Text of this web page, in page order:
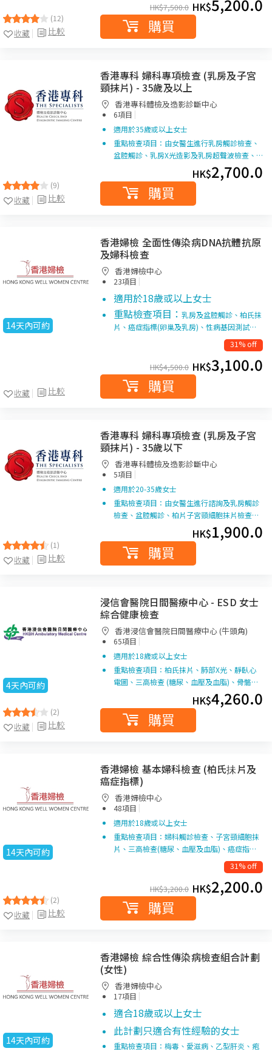
(12)
比較
收藏
HK$7,500.0 HK$5,200.0
購買
(9)
比較
收藏
香港專科 婦科專項檢查 (乳房及子宮
頸抹片) - 35歲及以上
香港專科體檢及造影診斷中心
6項目 |
適用於35歲或以上女士
重點檢查項目：由女醫生進行乳房觸診檢查、
盆腔觸診、乳房X光造影及乳房超聲波檢查、…
HK$2,700.0
購買
14天內可約
比較
收藏
香港婦檢 全面性傳染病DNA抗體抗原
及婦科檢查
香港婦檢中心
23項目 |
適用於18歲或以上女士
重點檢查項目： 乳房及盆腔觸診、柏氏抹
片、癌症指標(卵巢及乳房)、性病基因測試…
31% off
HK$4,500.0 HK$3,100.0
購買
(1)
比較
收藏
香港專科 婦科專項檢查 (乳房及子宮
頸抹片) - 35歲以下
香港專科體檢及造影診斷中心
5項目 |
適用於20-35歲女士
重點檢查項目：由女醫生進行諮詢及乳房觸診
檢查、盆腔觸診、柏片子宮頸細胞抹片檢查…
HK$1,900.0
購買
4天內可約
(2)
比較
收藏
浸信會醫院日間醫療中心 - ESD 女士
綜合健康檢查
香港浸信會醫院日間醫療中心 (牛頭角)
65項目 |
適用於18歲或以上女士
重點檢查項目：柏氏抹片、肺部X光、靜臥心
電圖、三高檢查 (糖尿、血壓及血脂)、骨骼…
HK$4,260.0
購買
14天內可約
(2)
比較
收藏
香港婦檢 基本婦科檢查 (柏氏抺片及
癌症指標)
香港婦檢中心
48項目 |
適用於18歲或以上女士
重點檢查項目：婦科觸診檢查、子宮頸細胞抹
片、三高檢查(糖尿、血壓及血脂)、癌症指…
31% off
HK$3,200.0 HK$2,200.0
購買
14天內可約
香港婦檢 綜合性傳染病檢查組合計劃
(女性)
香港婦檢中心
17項目 |
適合18歲或以上女士
此計劃只適合有性經驗的女士
重點檢查項目：梅毒、愛滋病、乙型肝炎、疱